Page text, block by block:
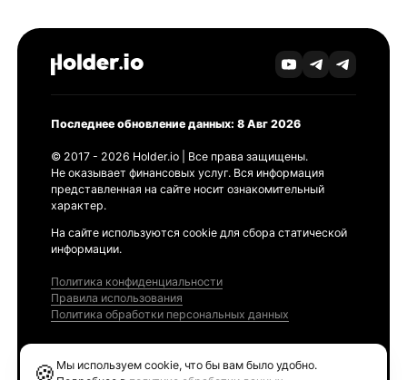
Последнее обновление данных: 8 Авг 2026
© 2017 - 2026 Holder.io | Все права защищены.
Не оказывает финансовых услуг. Вся информация
представленная на сайте носит ознакомительный
характер.
На сайте используются cookie для сбора статической
информации.
Политика конфиденциальности
Правила использования
Политика обработки персональных данных
🍪 Мы используем cookie, что бы вам было удобно.